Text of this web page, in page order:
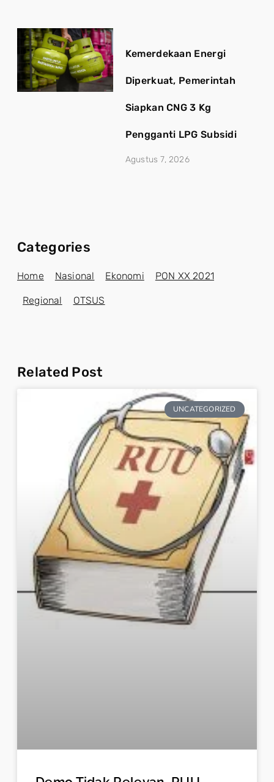
Kemerdekaan Energi
Diperkuat, Pemerintah
Siapkan CNG 3 Kg
Pengganti LPG Subsidi
Agustus 7, 2026
Categories
Home Nasional Ekonomi PON XX 2021
Regional OTSUS
Related Post
UNCATEGORIZED